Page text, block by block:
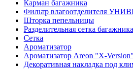
Карман багажника
Фильтр влагоотделителя
Шторка пепельницы
Разделительная сетка багажника
Сетка
Ароматизатор
Ароматизатор Areon "X-Version"
Декоративная накладка под